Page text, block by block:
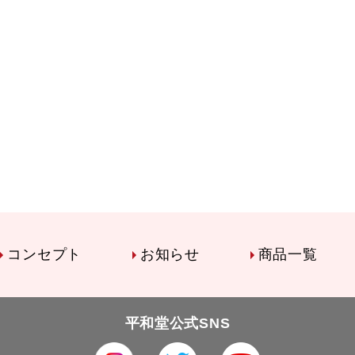
コンセプト お知らせ 商品一覧
平和堂公式SNS